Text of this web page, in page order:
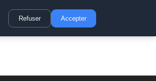
Refuser Accepter